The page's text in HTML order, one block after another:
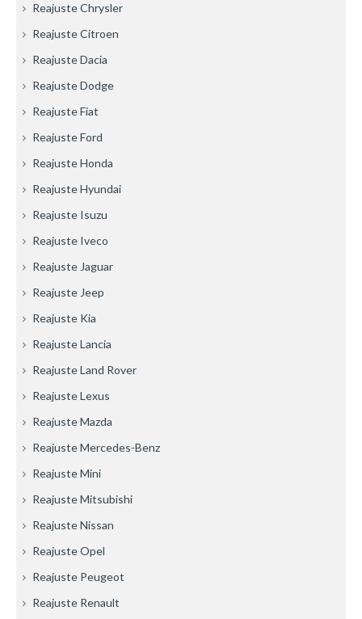
Reajuste Chrysler
Reajuste Citroen
Reajuste Dacia
Reajuste Dodge
Reajuste Fiat
Reajuste Ford
Reajuste Honda
Reajuste Hyundai
Reajuste Isuzu
Reajuste Iveco
Reajuste Jaguar
Reajuste Jeep
Reajuste Kia
Reajuste Lancia
Reajuste Land Rover
Reajuste Lexus
Reajuste Mazda
Reajuste Mercedes-Benz
Reajuste Mini
Reajuste Mitsubishi
Reajuste Nissan
Reajuste Opel
Reajuste Peugeot
Reajuste Renault